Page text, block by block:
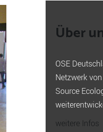
Über
OSE
Netzwerk
Source
weitere Infos